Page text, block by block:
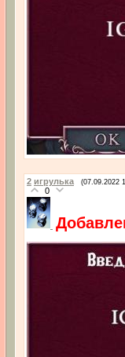
2 игрулька (07.09.2022
0